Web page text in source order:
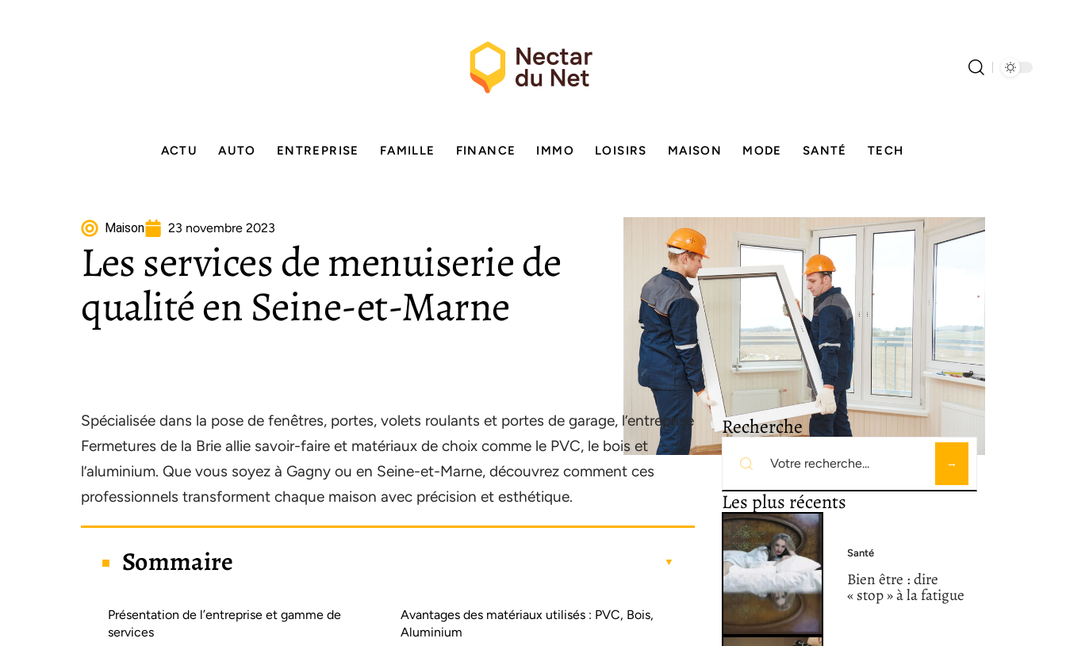
ACTU AUTO ENTREPRISE FAMILLE FINANCE IMMO LOISIRS MAISON MODE SANTÉ TECH
Maison 23 novembre 2023
Les services de menuiserie de
qualité en Seine-et-Marne
Spécialisée dans la pose de fenêtres, portes, volets roulants et portes de garage, l’entreprise
Fermetures de la Brie allie savoir-faire et matériaux de choix comme le PVC, le bois et
l’aluminium. Que vous soyez à Gagny ou en Seine-et-Marne, découvrez comment ces
professionnels transforment chaque maison avec précision et esthétique.
Sommaire
Présentation de l’entreprise et gamme de
services
Avantages des matériaux utilisés : PVC, Bois,
Aluminium
Recherche
Les plus récents
Santé
Bien être : dire
« stop » à la fatigue